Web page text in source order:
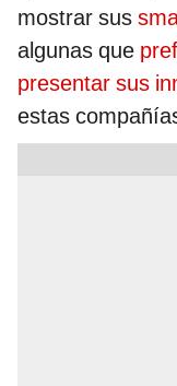
mostrar sus
algunas que
presentar sus
estas